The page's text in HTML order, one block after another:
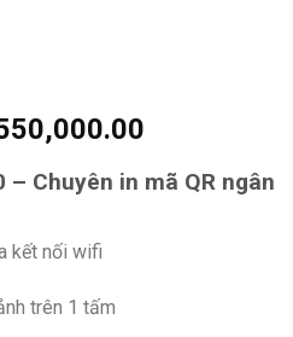
– Chuyên in mã QR ngân
kết nối wifi
trên 1 tấm